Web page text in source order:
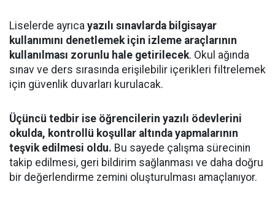
Liselerde ayrıca yazılı sınavlarda bilgisayar
kullanımını denetlemek için izleme araçlarının
kullanılması zorunlu hale getirilecek. Okul ağında
sınav ve ders sırasında erişilebilir içerikleri filtrelemek
için güvenlik duvarları kurulacak.
Üçüncü tedbir ise öğrencilerin yazılı ödevlerini
okulda, kontrollü koşullar altında yapmalarının
teşvik edilmesi oldu. Bu sayede çalışma sürecinin
takip edilmesi, geri bildirim sağlanması ve daha doğru
bir değerlendirme zemini oluşturulması amaçlanıyor.